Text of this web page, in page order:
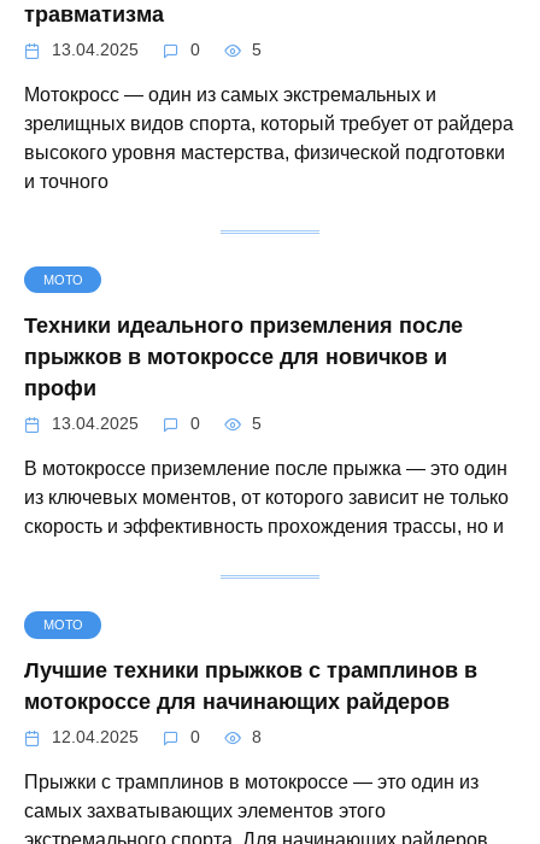
травматизма
13.04.2025 0 5
Мотокросс — один из самых экстремальных и
зрелищных видов спорта, который требует от райдера
высокого уровня мастерства, физической подготовки
и точного
МОТО
Техники идеального приземления после
прыжков в мотокроссе для новичков и
профи
13.04.2025 0 5
В мотокроссе приземление после прыжка — это один
из ключевых моментов, от которого зависит не только
скорость и эффективность прохождения трассы, но и
МОТО
Лучшие техники прыжков с трамплинов в
мотокроссе для начинающих райдеров
12.04.2025 0 8
Прыжки с трамплинов в мотокроссе — это один из
самых захватывающих элементов этого
экстремального спорта. Для начинающих райдеров